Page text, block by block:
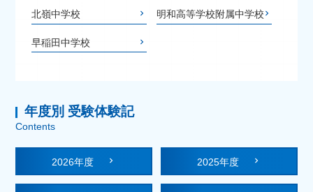
北嶺中学校 明和高等学校附属中学校
早稲田中学校
年度別 受験体験記
Contents
2026年度 2025年度